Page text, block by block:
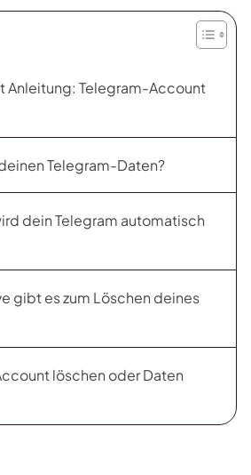
Anleitung: Telegram-Account
Telegram-Daten?
dein Telegram automatisch
gibt es zum Löschen deines
löschen oder Daten